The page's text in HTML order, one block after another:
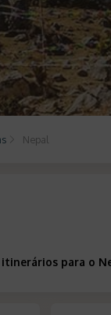
Nepal
para o